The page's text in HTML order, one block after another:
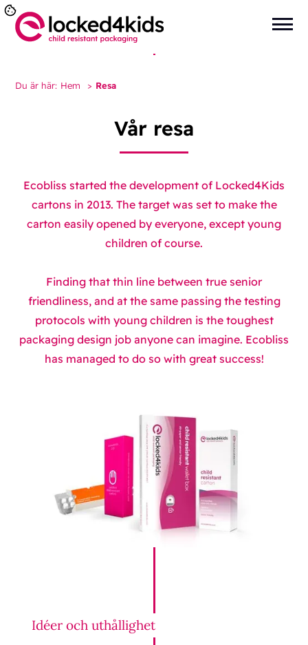
Du är här: Hem > Resa
Vår resa
Ecobliss started the development of Locked4Kids
cartons in 2013. The target was set to make the
carton easily opened by everyone, except young
children of course.
Finding that thin line between true senior
friendliness, and at the same passing the testing
protocols with young children is the toughest
packaging design job anyone can imagine. Ecobliss
has managed to do so with great success!
Idéer och uthållighet